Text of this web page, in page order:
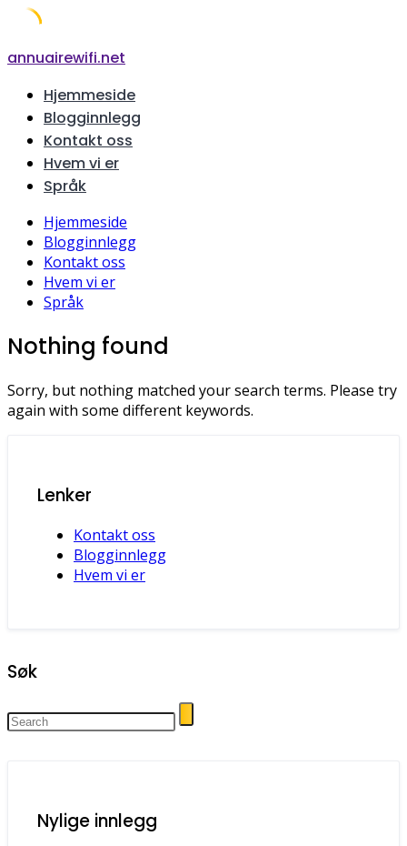
Skip
content
annuairewifi.net
Hjemmeside
Blogginnlegg
Kontakt oss
Hvem vi er
Språk
Hjemmeside
Blogginnlegg
Kontakt oss
Hvem vi er
Språk
Nothing found
Sorry, but nothing matched your search terms. Please try
again with some different keywords.
Lenker
Kontakt oss
Blogginnlegg
Hvem vi er
Søk
Nylige innlegg